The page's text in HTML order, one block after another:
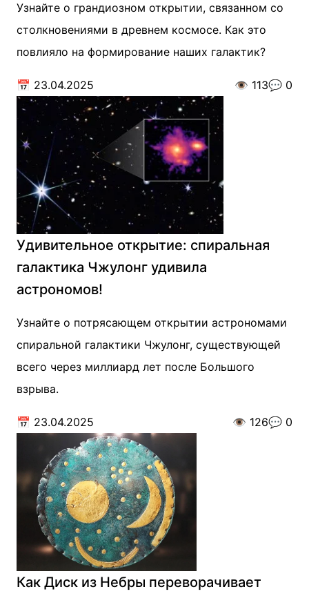
Узнайте о грандиозном открытии, связанном со
столкновениями в древнем космосе. Как это
повлияло на формирование наших галактик?
📅 23.04.2025 👁️ 113💬 0
Удивительное открытие: спиральная
галактика Чжулонг удивила
астрономов!
Узнайте о потрясающем открытии астрономами
спиральной галактики Чжулонг, существующей
всего через миллиард лет после Большого
взрыва.
📅 23.04.2025 👁️ 126💬 0
Как Диск из Небры переворачивает